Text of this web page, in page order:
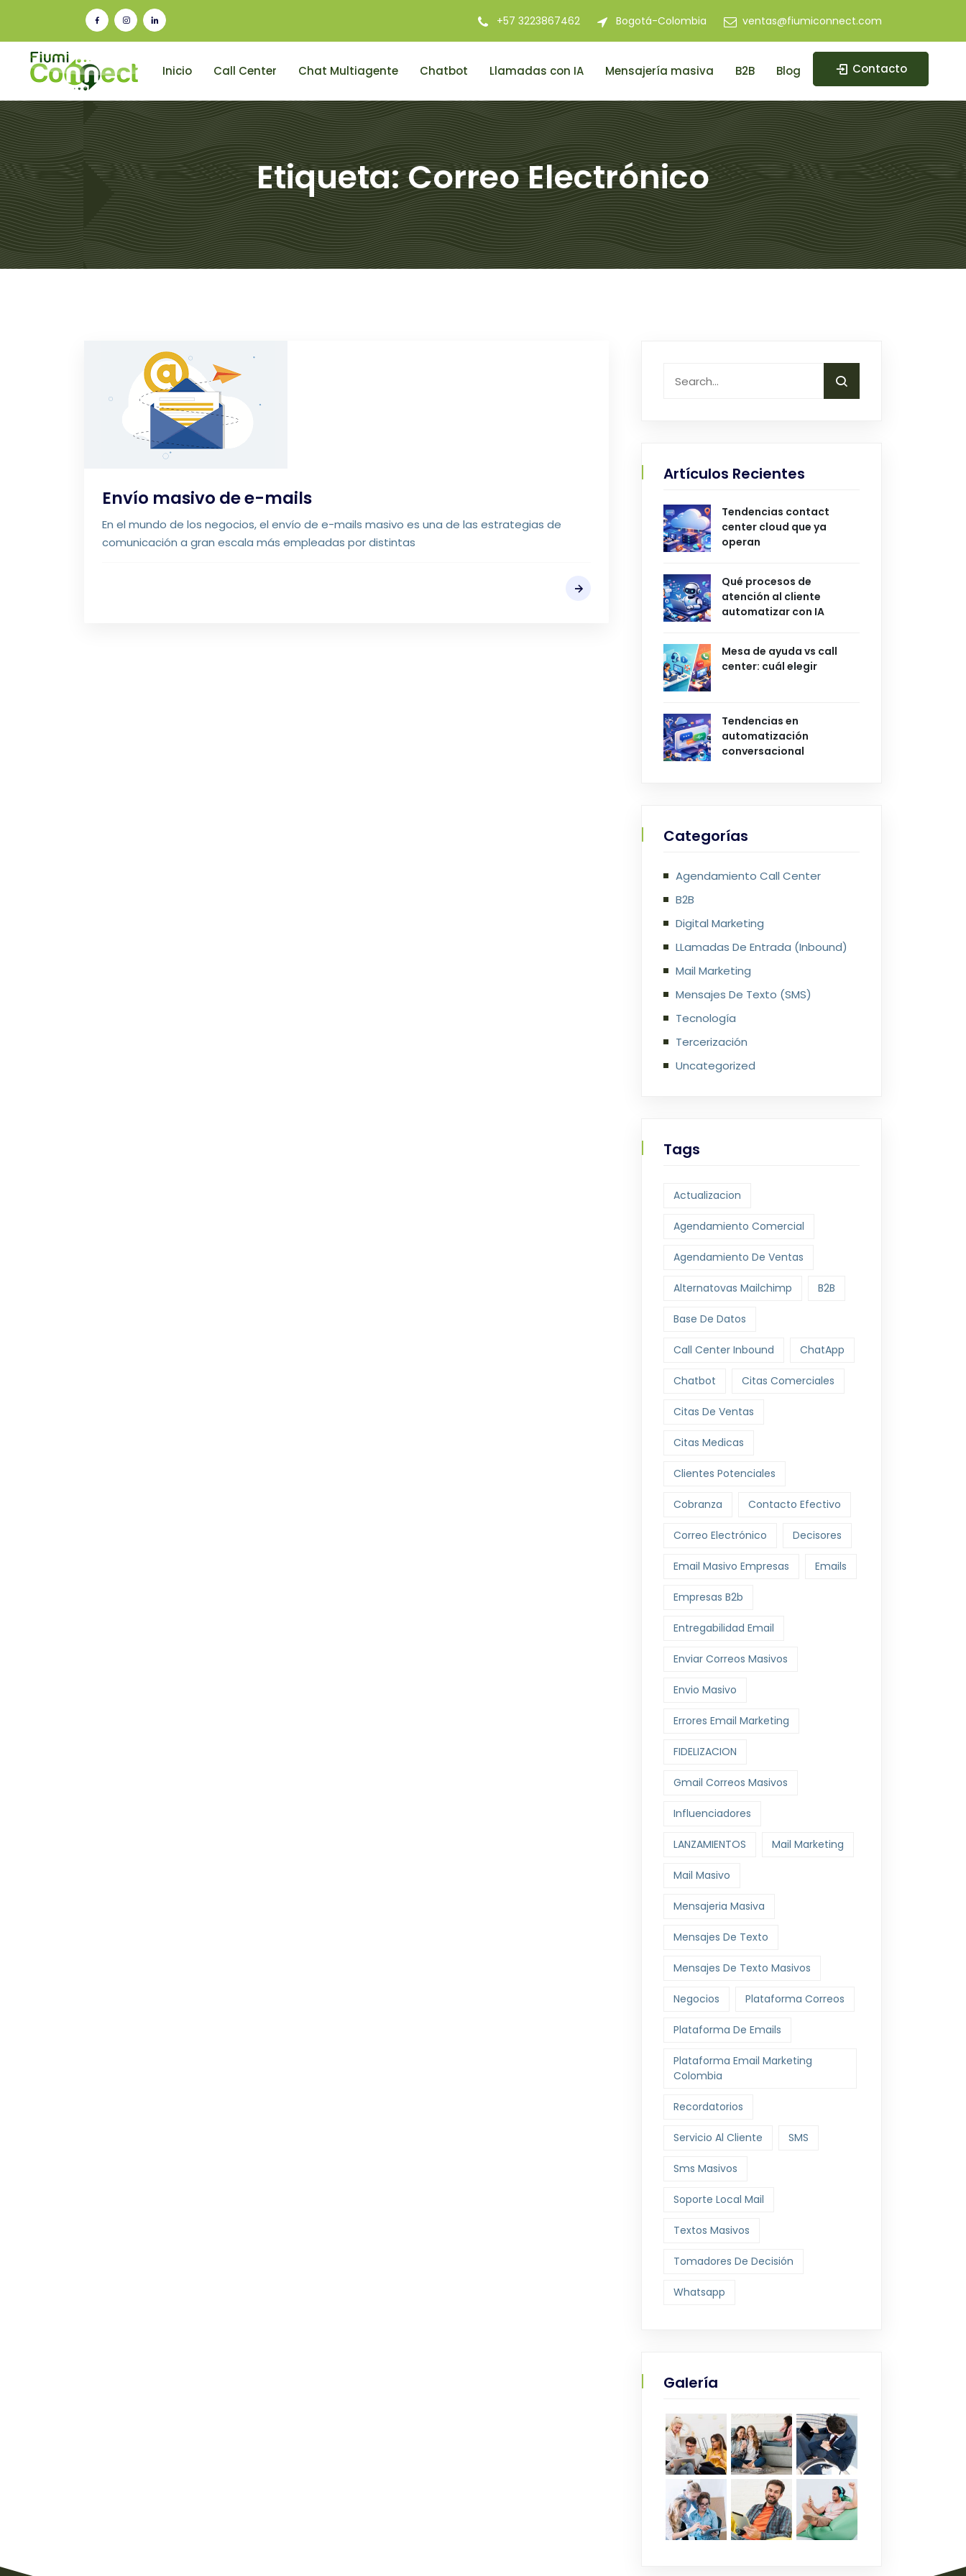
+57 3223867462 Bogotá-Colombia ventas@fiumiconnect.com
Inicio Call Center Chat Multiagente Chatbot Llamadas con IA Mensajería masiva B2B Blog Contacto
Etiqueta:Correo Electrónico
Envío masivo de e-mails
En el mundo de los negocios, el envío de e-mails masivo es una de las estrategias de
comunicación a gran escala más empleadas por distintas
Artículos Recientes
Tendencias contact
center cloud que ya
operan
Qué procesos de
atención al cliente
automatizar con IA
Mesa de ayuda vs call
center: cuál elegir
Tendencias en
automatización
conversacional
Categorías
Agendamiento Call Center
B2B
Digital Marketing
LLamadas De Entrada (Inbound)
Mail Marketing
Mensajes De Texto (SMS)
Tecnología
Tercerización
Uncategorized
Tags
Actualizacion
Agendamiento Comercial
Agendamiento De Ventas
Alternatovas Mailchimp B2B
Base De Datos
Call Center Inbound ChatApp
Chatbot Citas Comerciales
Citas De Ventas
Citas Medicas
Clientes Potenciales
Cobranza Contacto Efectivo
Correo Electrónico Decisores
Email Masivo Empresas Emails
Empresas B2b
Entregabilidad Email
Enviar Correos Masivos
Envio Masivo
Errores Email Marketing
FIDELIZACION
Gmail Correos Masivos
Influenciadores
LANZAMIENTOS Mail Marketing
Mail Masivo
Mensajeria Masiva
Mensajes De Texto
Mensajes De Texto Masivos
Negocios Plataforma Correos
Plataforma De Emails
Plataforma Email Marketing
Colombia
Recordatorios
Servicio Al Cliente SMS
Sms Masivos
Soporte Local Mail
Textos Masivos
Tomadores De Decisión
Whatsapp
Galería